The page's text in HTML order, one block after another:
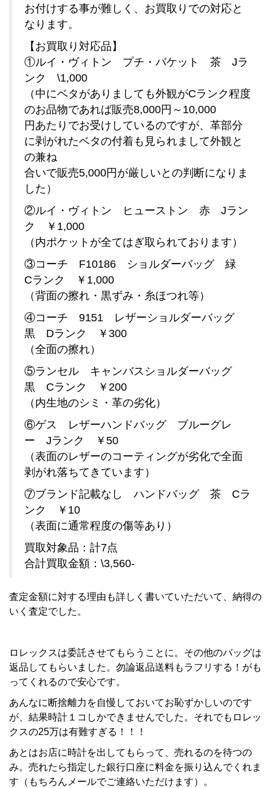
お付けする事が難しく、お買取りでの対応と
なります。
【お買取り対応品】
①ルイ・ヴィトン プチ・バケット 茶 Jラ
ンク \1,000
（中にベタがありましても外観がCランク程度
のお品物であれば販売8,000円～10,000
円あたりでお受けしているのですが、革部分
に剥がれたベタの付着も見られまして外観と
の兼ね
合いで販売5,000円が厳しいとの判断になりま
した）
②ルイ・ヴィトン ヒューストン 赤 Jラン
ク ￥1,000
（内ポケットが全てはぎ取られております）
③コーチ F10186 ショルダーバッグ 緑
Cランク ￥1,000
（背面の擦れ・黒ずみ・糸ほつれ等）
④コーチ 9151 レザーショルダーバッグ
黒 Dランク ￥300
（全面の擦れ）
⑤ランセル キャンバスショルダーバッグ
黒 Cランク ￥200
（内生地のシミ・革の劣化）
⑥ゲス レザーハンドバッグ ブルーグレ
ー Jランク ￥50
（表面のレザーのコーティングが劣化で全面
剥がれ落ちてきています）
⑦ブランド記載なし ハンドバッグ 茶 Cラ
ンク ￥10
（表面に通常程度の傷等あり）
買取対象品：計7点
合計買取金額：\3,560-
査定金額に対する理由も詳しく書いていただいて、納得の
いく査定でした。
ロレックスは委託させてもらうことに。その他のバッグは
返品してもらいました。勿論返品送料もラフリする！がも
ってくれるので安心です。
あんなに断捨離力を自慢しておいてお恥ずかしいのです
が、結果時計１コしかできませんでした。それでもロレッ
クスの25万は有難すぎる！！！
あとはお店に時計を出してもらって、売れるのを待つの
み。売れたら指定した銀行口座に料金を振り込んでくれま
す（もちろんメールでご連絡いただけます）。